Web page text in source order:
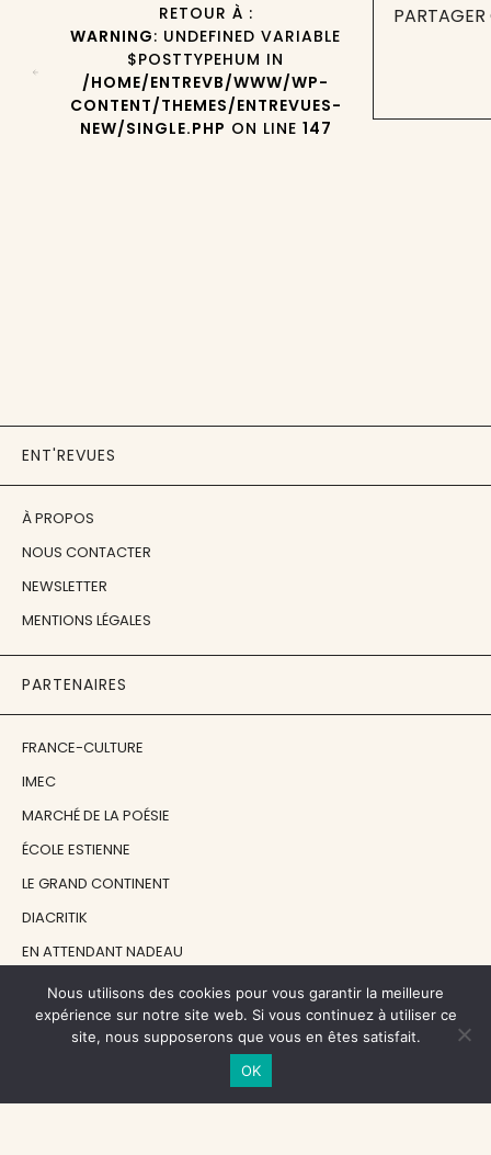
RETOUR À :
WARNING: UNDEFINED VARIABLE
$POSTTYPEHUM IN
/HOME/ENTREVB/WWW/WP-
CONTENT/THEMES/ENTREVUES-
NEW/SINGLE.PHP ON LINE 147
ENT'REVUES
À PROPOS
NOUS CONTACTER
NEWSLETTER
MENTIONS LÉGALES
PARTENAIRES
FRANCE-CULTURE
IMEC
MARCHÉ DE LA POÉSIE
ÉCOLE ESTIENNE
LE GRAND CONTINENT
DIACRITIK
EN ATTENDANT NADEAU
NOS SOUTIENS
Nous utilisons des cookies pour vous garantir la meilleure
expérience sur notre site web. Si vous continuez à utiliser ce
site, nous supposerons que vous en êtes satisfait.
OK